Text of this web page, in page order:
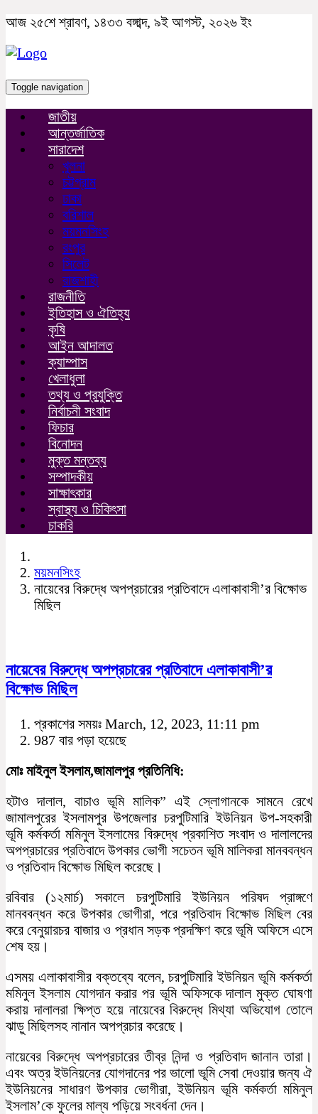
আজ ২৫শে শ্রাবণ, ১৪৩৩ বঙ্গাব্দ, ৯ই আগস্ট, ২০২৬ ইং
Toggle navigation
জাতীয়
আন্তর্জাতিক
সারাদেশ
খুলনা
চট্টগ্রাম
ঢাকা
বরিশাল
ময়মনসিংহ
রংপুর
সিলেট
রাজশাহী
রাজনীতি
ইতিহাস ও ঐতিহ্য
কৃষি
আইন আদালত
ক্যাম্পাস
খেলাধুলা
তথ্য ও প্রযুক্তি
নির্বাচনী সংবাদ
ফিচার
বিনোদন
মুক্ত মন্তব্য
সম্পাদকীয়
সাক্ষাৎকার
স্বাস্থ্য ও চিকিৎসা
চাকরি
ময়মনসিংহ
নায়েবের বিরুদ্ধে অপপ্রচারের প্রতিবাদে এলাকাবাসী’র বিক্ষোভ
মিছিল
নায়েবের বিরুদ্ধে অপপ্রচারের প্রতিবাদে এলাকাবাসী’র
বিক্ষোভ মিছিল
প্রকাশের সময়ঃ March, 12, 2023, 11:11 pm
987 বার পড়া হয়েছে
মোঃ মাইনুল ইসলাম,জামালপুর প্রতিনিধি:
হটাও দালাল, বাচাও ভূমি মালিক” এই স্লোগানকে সামনে রেখে
জামালপুরের ইসলামপুর উপজেলার চরপুটিমারি ইউনিয়ন উপ-সহকারী
ভূমি কর্মকর্তা মমিনুল ইসলামের বিরুদ্ধে প্রকাশিত সংবাদ ও দালালদের
অপপ্রচারের প্রতিবাদে উপকার ভোগী সচেতন ভূমি মালিকরা মানববন্ধন
ও প্রতিবাদ বিক্ষোভ মিছিল করেছে।
রবিবার (১২মার্চ) সকালে চরপুটিমারি ইউনিয়ন পরিষদ প্রাঙ্গণে
মানববন্ধন করে উপকার ভোগীরা, পরে প্রতিবাদ বিক্ষোভ মিছিল বের
করে বেনুয়ারচর বাজার ও প্রধান সড়ক প্রদক্ষিণ করে ভূমি অফিসে এসে
শেষ হয়।
এসময় এলাকাবাসীর বক্তব্যে বলেন, চরপুটিমারি ইউনিয়ন ভূমি কর্মকর্তা
মমিনুল ইসলাম যোগদান করার পর ভূমি অফিসকে দালাল মুক্ত ঘোষণা
করায় দালালরা ক্ষিপ্ত হয়ে নায়েবের বিরুদ্ধে মিথ্যা অভিযোগ তোলে
ঝাড়ু মিছিলসহ নানান অপপ্রচার করেছে।
নায়েবের বিরুদ্ধে অপপ্রচারের তীব্র নিন্দা ও প্রতিবাদ জানান তারা।
এবং অত্র ইউনিয়নের যোগদানের পর ভালো ভূমি সেবা দেওয়ার জন্য ঐ
ইউনিয়নের সাধারণ উপকার ভোগীরা, ইউনিয়ন ভূমি কর্মকর্তা মমিনুল
ইসলাম’কে ফুলের মাল্য পড়িয়ে সংবর্ধনা দেন।